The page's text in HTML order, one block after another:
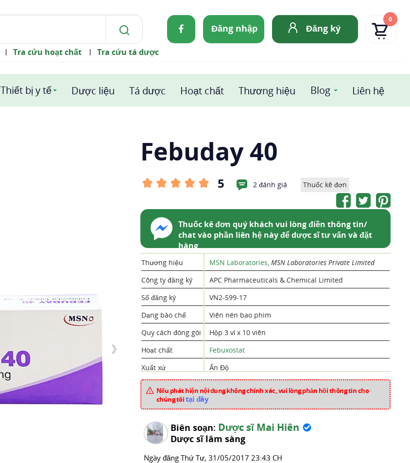
Đăng nhập Đăng ký
0
| Tra cứu hoạt chất | Tra cứu tá dược
Thiết bị y tế Dược liệu Tá dược Hoạt chất Thương hiệu Blog Liên hệ
❯
Febuday 40
5 2 đánh giá Thuốc kê đơn
Thuốc kê đơn quý khách vui lòng điền thông tin/
chat vào phần liên hệ này để dược sĩ tư vấn và đặt
hàng
Thương hiệu MSN Laboratories, MSN Laboratories Private Limited
Công ty đăng ký
APC Pharmaceuticals & Chemical Limited
Số đăng ký
VN2-599-17
Dạng bào chế
Viên nén bao phim
Quy cách đóng gói
Hộp 3 vỉ x 10 viên
Hoạt chất
Febuxostat
Xuất xứ
Ấn Độ
Mã sản phẩm
Chuyên mục
Nếu phát hiện nội dung không chính xác, vui lòng phản hồi thông tin cho
chúng tôitại đây
Biên soạn: Dược sĩ Mai Hiên
Dược sĩ lâm sàng
Ngày đăng Thứ Tư, 31/05/2017 23:43 CH